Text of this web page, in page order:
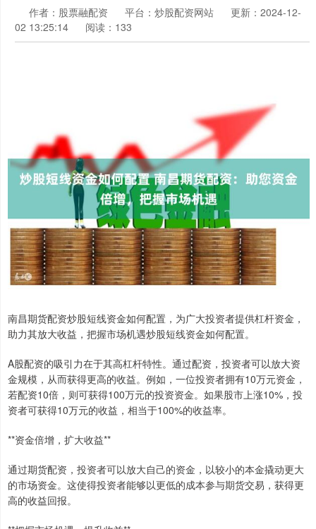
作者：股票融配资 平台：炒股配资网站
更新：2024-12-
02 13:25:14
阅读：133
南昌期货配资炒股短线资金如何配置，为广大投资者提供杠杆资金，
助力其放大收益，把握市场机遇炒股短线资金如何配置。
A股配资的吸引力在于其高杠杆特性。通过配资，投资者可以放大资
金规模，从而获得更高的收益。例如，一位投资者拥有10万元资金，
若配资10倍，则可获得100万元的投资资金。如果股市上涨10%，投
资者可获得10万元的收益，相当于100%的收益率。
**资金倍增，扩大收益**
通过期货配资，投资者可以放大自己的资金，以较小的本金撬动更大
的市场资金。这使得投资者能够以更低的成本参与期货交易，获得更
高的收益回报。